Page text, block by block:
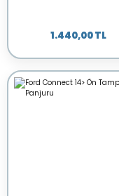
1.440,00 TL